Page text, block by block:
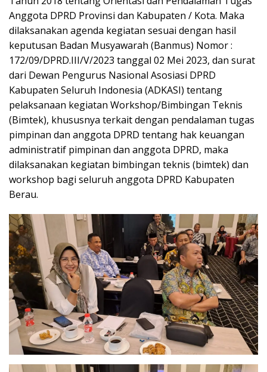
Anggota DPRD Provinsi dan Kabupaten / Kota. Maka
dilaksanakan agenda kegiatan sesuai dengan hasil
keputusan Badan Musyawarah (Banmus) Nomor :
172/09/DPRD.III/V/2023 tanggal 02 Mei 2023, dan surat
dari Dewan Pengurus Nasional Asosiasi DPRD
Kabupaten Seluruh Indonesia (ADKASI) tentang
pelaksanaan kegiatan Workshop/Bimbingan Teknis
(Bimtek), khususnya terkait dengan pendalaman tugas
pimpinan dan anggota DPRD tentang hak keuangan
administratif pimpinan dan anggota DPRD, maka
dilaksanakan kegiatan bimbingan teknis (bimtek) dan
workshop bagi seluruh anggota DPRD Kabupaten
Berau.